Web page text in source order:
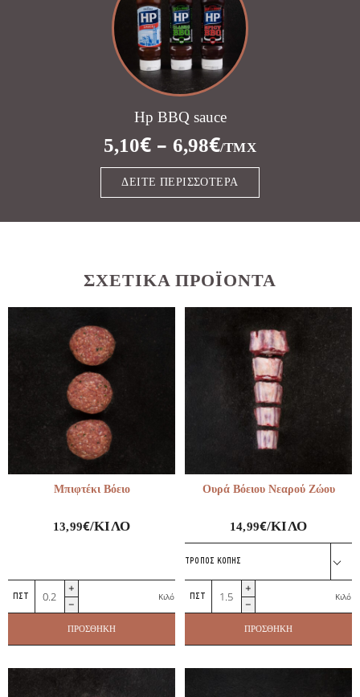
Hp BBQ sauce
5,10€ – 6,98€/ΤΜΧ
ΔΕΊΤΕ ΠΕΡΙΣΣΌΤΕΡΑ
ΣΧΕΤΙΚΆ ΠΡΟΪΌΝΤΑ
Μπιφτέκι Βόειο
13,99€/ΚΙΛΌ
Μπιφτέκι
ποσότητα
Κιλό
ΠΡΟΣΘΉΚΗ
Ουρά Βόειου Νεαρού Ζώου
14,99€/ΚΙΛΌ
ΤΡΌΠΟΣ ΚΟΠΉΣ
Ουρά
Βόειου
Νεαρού
Ζώου
Κιλό
ΠΡΟΣΘΉΚΗ